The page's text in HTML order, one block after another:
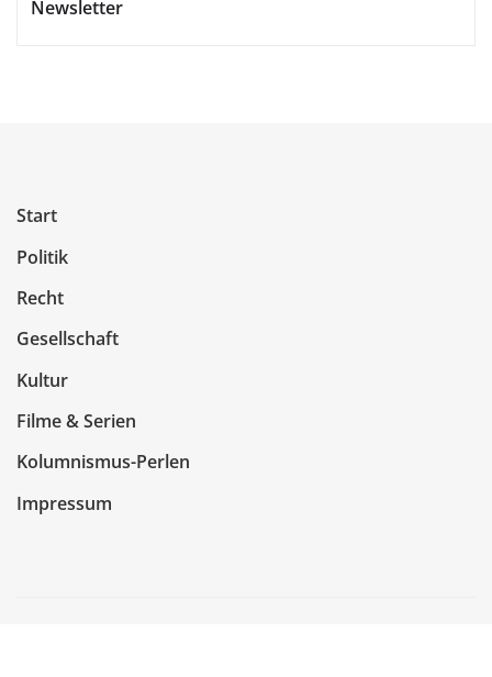
Newsletter
Start
Politik
Recht
Gesellschaft
Kultur
Filme & Serien
Kolumnismus-Perlen
Impressum